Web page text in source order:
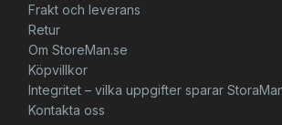
Frakt och leverans
Retur
Om StoreMan.se
Köpvillkor
Integritet – vilka uppgifter sparar
Kontakta oss